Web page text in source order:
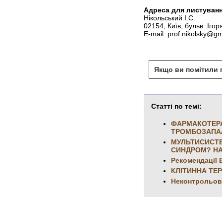
Адреса для
Нікольський І.С.
02154, Київ, бульв.
E-mail:
Якщо ви помітили
Статті по темі:
СИНДРОМ? НА
Рекомендації
КЛІТИННА